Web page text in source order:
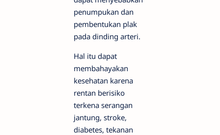
penumpukan dan
pembentukan plak
pada dinding arteri.
Hal itu dapat
membahayakan
kesehatan karena
rentan berisiko
terkena serangan
jantung, stroke,
diabetes, tekanan